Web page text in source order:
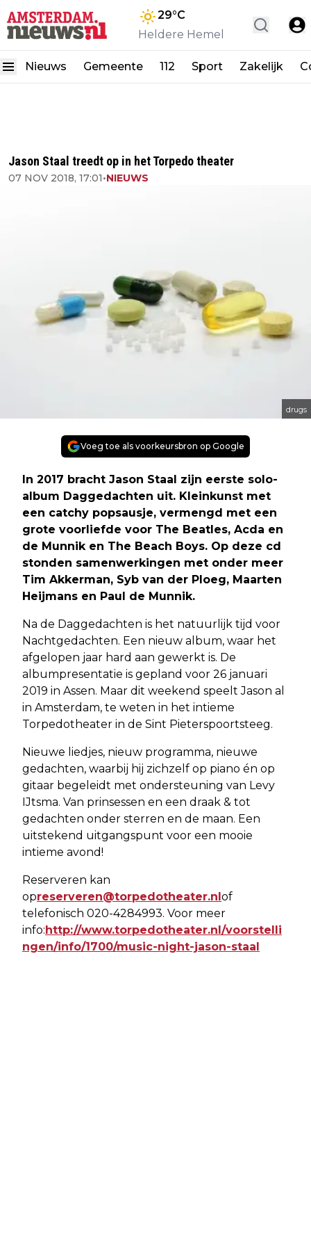
29°C
Heldere Hemel
Nieuws Gemeente 112 Sport Zakelijk
Jason Staal treedt op in het Torpedo theater
07 NOV 2018, 17:01•NIEUWS
drugs
Voeg toe als voorkeursbron op Google
In 2017 bracht Jason Staal zijn eerste solo-
album Daggedachten uit. Kleinkunst met
een catchy popsausje, vermengd met een
grote voorliefde voor The Beatles, Acda en
de Munnik en The Beach Boys. Op deze cd
stonden samenwerkingen met onder meer
Tim Akkerman, Syb van der Ploeg, Maarten
Heijmans en Paul de Munnik.
Na de Daggedachten is het natuurlijk tijd voor
Nachtgedachten. Een nieuw album, waar het
afgelopen jaar hard aan gewerkt is. De
albumpresentatie is gepland voor 26 januari
2019 in Assen. Maar dit weekend speelt Jason al
in Amsterdam, te weten in het intieme
Torpedotheater in de Sint Pieterspoortsteeg.
Nieuwe liedjes, nieuw programma, nieuwe
gedachten, waarbij hij zichzelf op piano én op
gitaar begeleidt met ondersteuning van Levy
IJtsma. Van prinsessen en een draak & tot
gedachten onder sterren en de maan. Een
uitstekend uitgangspunt voor een mooie
intieme avond!
Reserveren kan
opreserveren@torpedotheater.nl of
telefonisch 020-4284993. Voor meer
info: http://www.torpedotheater.nl/voorstelli
ngen/info/1700/music-night-jason-staal